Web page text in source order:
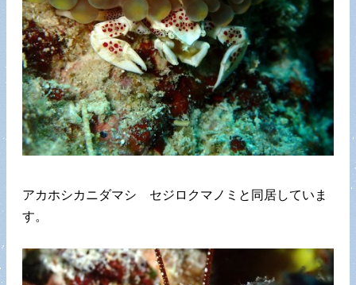
アカホシカニダマシ セジロクマノミと同居していま
す。